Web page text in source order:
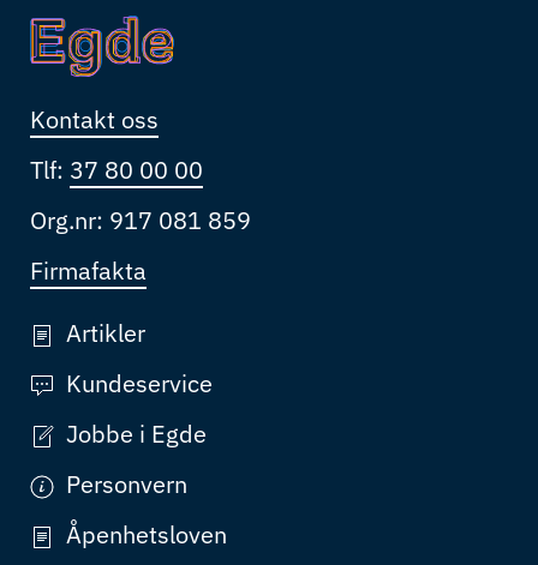
Kontakt oss
Tlf: 37 80 00 00
Org.nr: 917 081 859
Firmafakta
Artikler
Kundeservice
Jobbe i Egde
Personvern
Åpenhetsloven